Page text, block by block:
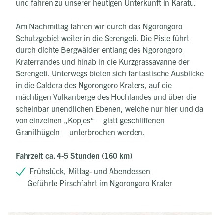
und fahren zu unserer heutigen Unterkunft in Karatu.
Am Nachmittag fahren wir durch das Ngorongoro
Schutzgebiet weiter in die Serengeti. Die Piste führt
durch dichte Bergwälder entlang des Ngorongoro
Kraterrandes und hinab in die Kurzgrassavanne der
Serengeti. Unterwegs bieten sich fantastische Ausblicke
in die Caldera des Ngorongoro Kraters, auf die
mächtigen Vulkanberge des Hochlandes und über die
scheinbar unendlichen Ebenen, welche nur hier und da
von einzelnen „Kopjes“ – glatt geschliffenen
Granithügeln – unterbrochen werden.
Fahrzeit ca. 4-5 Stunden (160 km)
Frühstück, Mittag- und Abendessen
Geführte Pirschfahrt im Ngorongoro Krater